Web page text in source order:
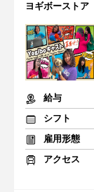
ヨギボーストア
給与
シフト
雇用形態
アクセス